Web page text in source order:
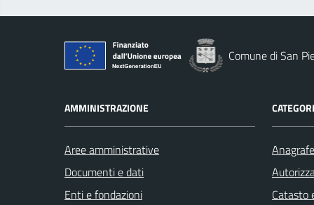
Comune di San
AMMINISTRAZIONE
Aree amministrative
Documenti e dati
Enti e fondazioni
Catasto